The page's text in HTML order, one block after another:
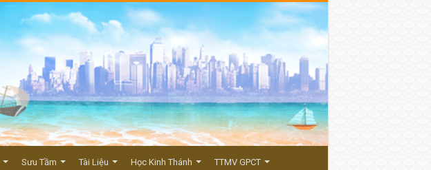
Sưu Tầm Tài Liệu Học Kinh Thánh TTMV GPCT